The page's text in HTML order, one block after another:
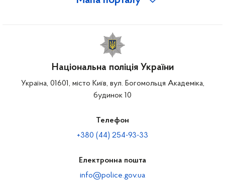
Національна поліція України
Україна, 01601, місто Київ, вул. Богомольця Академіка,
будинок 10
Телефон
+380 (44) 254-93-33
Електронна пошта
info@police.gov.ua